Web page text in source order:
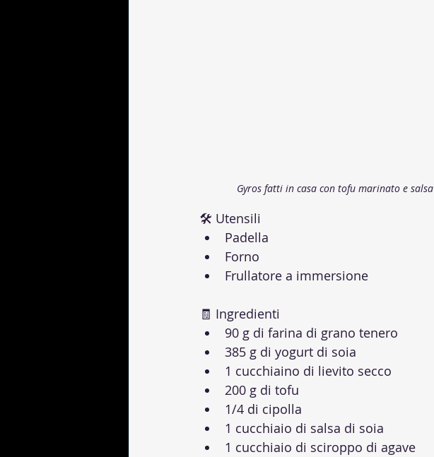
Gyros fatti in casa con tofu marinato e
🛠 Utensili
Padella
Forno
Frullatore a immersione
🧾 Ingredienti
90 g di farina di grano tenero
385 g di yogurt di soia
1 cucchiaino di lievito secco
200 g di tofu
1/4 di cipolla
1 cucchiaio di salsa di soia
1 cucchiaio di sciroppo di agave